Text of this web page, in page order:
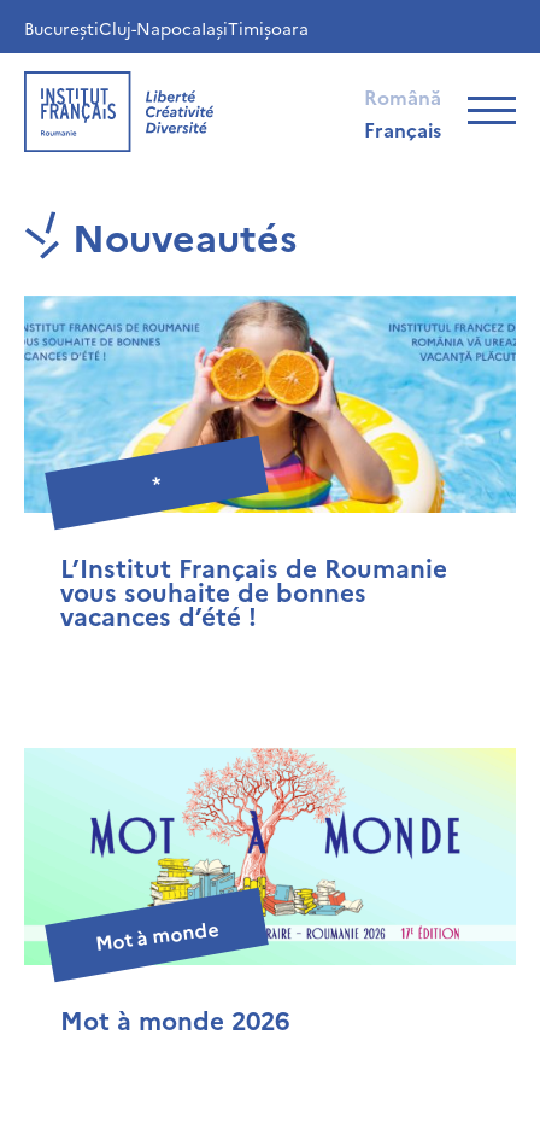
BucureștiCluj-NapocaIașiTimișoara
Română
Français
Nouveautés
*
L’Institut Français de Roumanie
vous souhaite de bonnes
vacances d’été !
Mot à monde
Mot à monde 2026